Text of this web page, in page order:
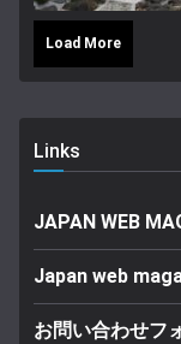
Load More
Links
JAPAN WEB
Japan web
お問い合わせフ